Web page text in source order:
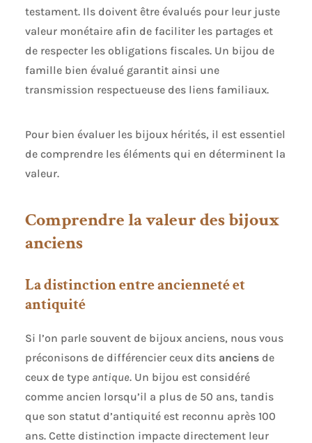
testament. Ils doivent être évalués pour leur juste
valeur monétaire afin de faciliter les partages et
de respecter les obligations fiscales. Un bijou de
famille bien évalué garantit ainsi une
transmission respectueuse des liens familiaux.
Pour bien évaluer les bijoux hérités, il est essentiel
de comprendre les éléments qui en déterminent la
valeur.
Comprendre la valeur des bijoux
anciens
La distinction entre ancienneté et
antiquité
Si l’on parle souvent de bijoux anciens, nous vous
préconisons de différencier ceux dits anciensde
ceux de type antique. Un bijou est considéré
comme ancien lorsqu’il a plus de 50 ans, tandis
que son statut d’antiquité est reconnu après 100
ans. Cette distinction impacte directement leur